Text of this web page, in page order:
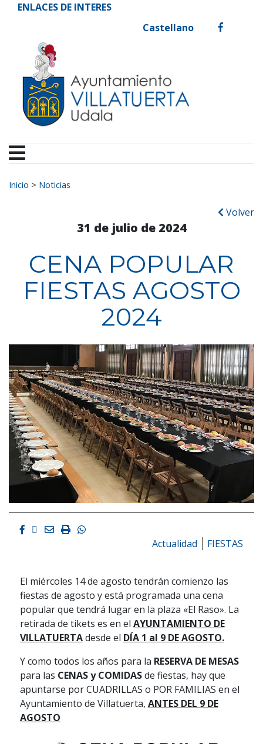
Ir al contenido
Ayuntamiento de
ENLACES DE INTERES
Castellano
facebook
Buscar:
Inicio > Noticias
Volver
31 de julio de 2024
CENA POPULAR
FIESTAS AGOSTO
2024
Facebook
Twitter
EmailImprimirWhatsapp
Actualidad
FIESTAS
El miércoles 14 de agosto tendrán comienzo las
fiestas de agosto y está programada una cena
popular que tendrá lugar en la plaza «El Raso». La
retirada de tikets es en el AYUNTAMIENTO DE
VILLATUERTAdesde el DÍA 1 al 9 DE AGOSTO.
Y como todos los años para la RESERVA DE MESAS
para las CENAS y COMIDASde fiestas, hay que
apuntarse por CUADRILLAS o POR FAMILIAS en el
Ayuntamiento de Villatuerta, ANTES DEL 9 DE
AGOSTO